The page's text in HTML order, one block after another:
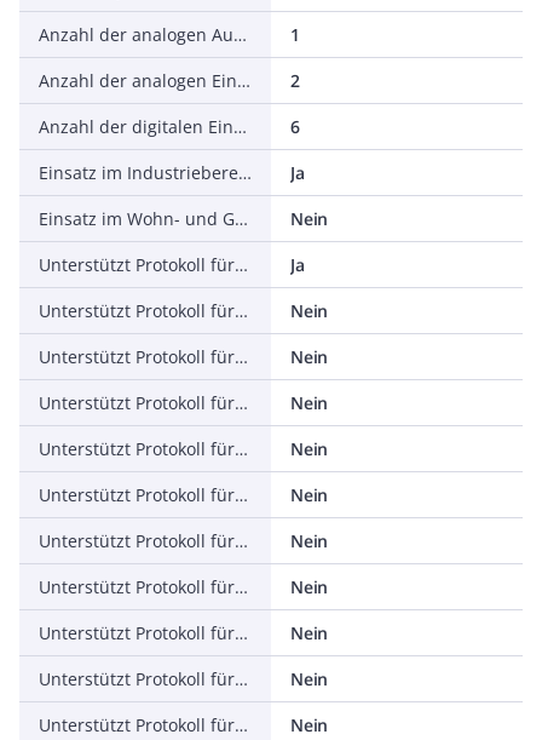
Anzahl der analogen Ausgänge
1
Anzahl der analogen Eingänge
2
Anzahl der digitalen Eingänge
6
Einsatz im Industriebereich zulässig
Ja
Einsatz im Wohn- und Gewerbebereich zulässig
Nein
Unterstützt Protokoll für TCP/IP
Ja
Unterstützt Protokoll für PROFIBUS
Nein
Unterstützt Protokoll für CAN
Nein
Unterstützt Protokoll für INTERBUS
Nein
Unterstützt Protokoll für ASI
Nein
Unterstützt Protokoll für KNX
Nein
Unterstützt Protokoll für Modbus
Nein
Unterstützt Protokoll für Data-Highway
Nein
Unterstützt Protokoll für DeviceNet
Nein
Unterstützt Protokoll für SUCONET
Nein
Unterstützt Protokoll für LON
Nein